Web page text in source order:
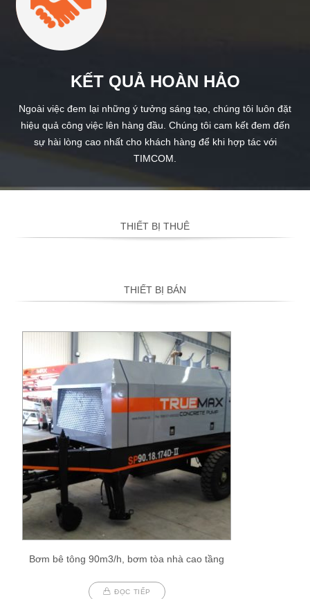
KẾT QUẢ HOÀN HẢO
Ngoài việc đem lại những ý tưởng sáng tạo, chúng tôi luôn đặt
hiệu quả công việc lên hàng đầu. Chúng tôi cam kết đem đến
sự hài lòng cao nhất cho khách hàng để khi hợp tác với
TIMCOM.
THIẾT BỊ THUÊ
THIẾT BỊ BÁN
Bơm bê tông 90m3/h, bơm tòa nhà cao tầng
ĐỌC TIẾP